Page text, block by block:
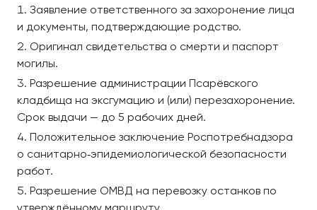
Заявление ответственного за захоронение лица
и документы, подтверждающие родство.
Оригинал свидетельства о смерти и паспорт
могилы.
Разрешение администрации Псарёвского
кладбища на эксгумацию и (или) перезахоронение.
Срок выдачи — до 5 рабочих дней.
Положительное заключение Роспотребнадзора
о санитарно‑эпидемиологической безопасности
работ.
Разрешение ОМВД на перевозку останков по